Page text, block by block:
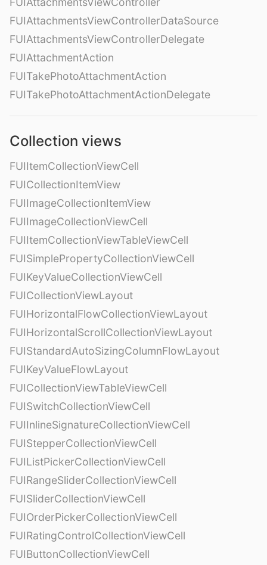
FUIAttachmentsViewControllerDataSource
FUIAttachmentsViewControllerDelegate
FUIAttachmentAction
FUITakePhotoAttachmentAction
FUITakePhotoAttachmentActionDelegate
Collection views
FUIItemCollectionViewCell
FUICollectionItemView
FUIImageCollectionItemView
FUIImageCollectionViewCell
FUIItemCollectionViewTableViewCell
FUISimplePropertyCollectionViewCell
FUIKeyValueCollectionViewCell
FUICollectionViewLayout
FUIHorizontalFlowCollectionViewLayout
FUIHorizontalScrollCollectionViewLayout
FUIStandardAutoSizingColumnFlowLayout
FUIKeyValueFlowLayout
FUICollectionViewTableViewCell
FUISwitchCollectionViewCell
FUIInlineSignatureCollectionViewCell
FUIStepperCollectionViewCell
FUIListPickerCollectionViewCell
FUIRangeSliderCollectionViewCell
FUISliderCollectionViewCell
FUIOrderPickerCollectionViewCell
FUIRatingControlCollectionViewCell
FUIButtonCollectionViewCell